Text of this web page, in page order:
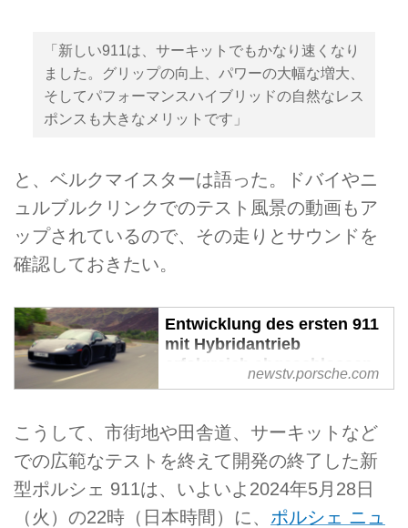
「新しい911は、サーキットでもかなり速くなり
ました。グリップの向上、パワーの大幅な増大、
そしてパフォーマンスハイブリッドの自然なレス
ポンスも大きなメリットです」
と、ベルクマイスターは語った。ドバイやニ
ュルブルクリンクでのテスト風景の動画もア
ップされているので、その走りとサウンドを
確認しておきたい。
Entwicklung des ersten 911
mit Hybridantrieb
erfolgreich abgeschlossen
Der erste Porsche 911 Straﾃ歹
steht in den Startlﾃｶchern. Nach
einem umfangreichen
Erprobungsprogramm ist der neue
911 mit einem auf Performance
newstv.porsche.com
こうして、市街地や田舎道、サーキットなど
での広範なテストを終えて開発の終了した新
型ポルシェ 911は、いよいよ2024年5月28日
（火）の22時（日本時間）に、 ポルシェ ニュ